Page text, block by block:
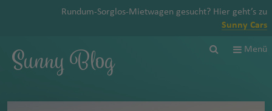
Rundum-Sorglos-Mietwagen gesucht? Hier geht’s zu
Sunny Cars
Sunny Blog Menü